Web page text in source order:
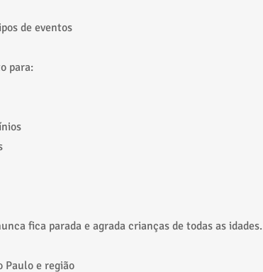
de eventos
para:
fica parada e agrada crianças de todas as idades.
Paulo e região